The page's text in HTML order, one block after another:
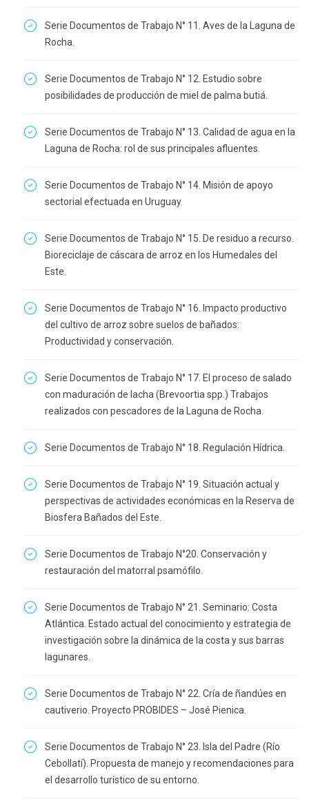
Serie Documentos de Trabajo N° 11. Aves de la Laguna de
Rocha.
Serie Documentos de Trabajo N° 12. Estudio sobre
posibilidades de producción de miel de palma butiá.
Serie Documentos de Trabajo N° 13. Calidad de agua en la
Laguna de Rocha: rol de sus principales afluentes.
Serie Documentos de Trabajo N° 14. Misión de apoyo
sectorial efectuada en Uruguay.
Serie Documentos de Trabajo N° 15. De residuo a recurso.
Bioreciclaje de cáscara de arroz en los Humedales del
Este.
Serie Documentos de Trabajo N° 16. Impacto productivo
del cultivo de arroz sobre suelos de bañados:
Productividad y conservación.
Serie Documentos de Trabajo N° 17. El proceso de salado
con maduración de lacha (Brevoortia spp.) Trabajos
realizados con pescadores de la Laguna de Rocha.
Serie Documentos de Trabajo N° 18. Regulación Hídrica.
Serie Documentos de Trabajo N° 19. Situación actual y
perspectivas de actividades económicas en la Reserva de
Biosfera Bañados del Este.
Serie Documentos de Trabajo N°20. Conservación y
restauración del matorral psamófilo.
Serie Documentos de Trabajo N° 21. Seminario: Costa
Atlántica. Estado actual del conocimiento y estrategia de
investigación sobre la dinámica de la costa y sus barras
lagunares.
Serie Documentos de Trabajo N° 22. Cría de ñandúes en
cautiverio. Proyecto PROBIDES – José Pienica.
Serie Documentos de Trabajo N° 23. Isla del Padre (Río
Cebollatí). Propuesta de manejo y recomendaciones para
el desarrollo turístico de su entorno.